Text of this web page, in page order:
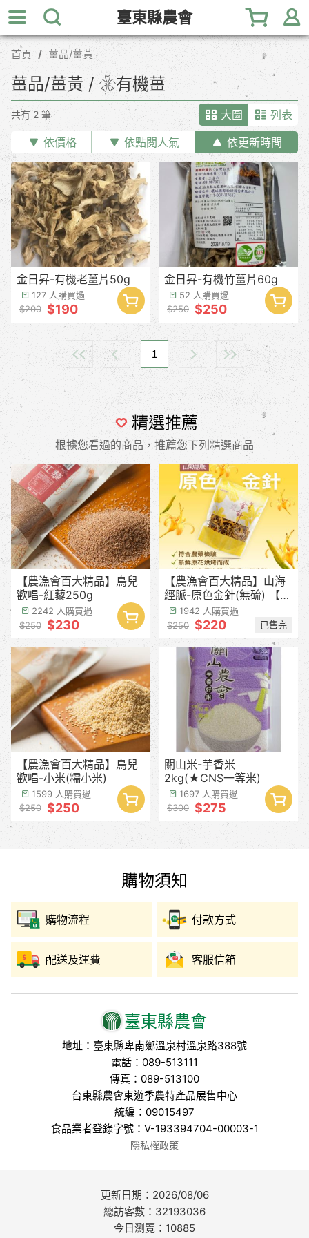
跳
到
主
內
臺東縣農會
首頁 薑品/薑黃
薑品/薑黃 / ❀有機薑
共有 2 筆
依價格 依點閱人氣 依更新時間
大圖 列表
金日昇-有機老薑片50g
127 人購買過
$200 $190
金日昇-有機竹薑片60g
52 人購買過
$250 $250
1
精選推薦
根據您看過的商品，推薦您下列精選商品
【農漁會百大精品】鳥兒
歡唱-紅藜250g
2242 人購買過
$250 $230
【農漁會百大精品】山海
經脈-原色金針(無硫) 【產
季預計8月中下旬】
1942 人購買過
$250 $220 已售完
【農漁會百大精品】鳥兒
歡唱-小米(糯小米)
1599 人購買過
$250 $250
關山米-芋香米
2kg(★CNS一等米)
1697 人購買過
$300 $275
臺東縣農會
地址：臺東縣卑南鄉溫泉村溫泉路388號
電話：089-513111
傳真：089-513100
台東縣農會東遊季農特產品展售中心
統編：09015497
食品業者登錄字號：V-193394704-00003-1
隱私權政策
購物須知
購物流程 付款方式
配送及運費 客服信箱
更新日期：2026/08/06
總訪客數：32193036
今日瀏覽：10885